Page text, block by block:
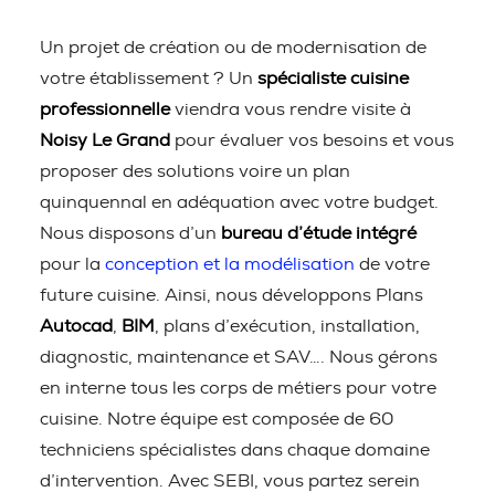
Un projet de création ou de modernisation de
votre établissement ? Un spécialiste cuisine
professionnelleviendra vous rendre visite à
Noisy Le Grand pour évaluer vos besoins et vous
proposer des solutions voire un plan
quinquennal en adéquation avec votre budget.
Nous disposons d’un bureau d’étude intégré
pour la conception et la modélisation de votre
future cuisine. Ainsi, nous développons Plans
Autocad
BIM
, plans d’exécution, installation,
diagnostic, maintenance et SAV…. Nous gérons
en interne tous les corps de métiers pour votre
cuisine. Notre équipe est composée de 60
techniciens spécialistes dans chaque domaine
d’intervention. Avec SEBI, vous partez serein